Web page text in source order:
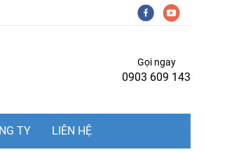
Gọi ngay
0903 609 143
TY LIÊN HỆ